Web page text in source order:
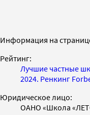
Информация на
Рейтинг:
Лучшие частные
2024. Ренкинг
Юридическое лицо:
ОАНО «Школа